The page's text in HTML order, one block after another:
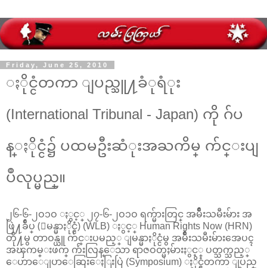
Friday, June 25, 2010
ႏိုင္ငံတကာ ျပည္သူ႔ခံုရံုး
(International Tribunal - Japan) ကို ဂ်ပ
န္ႏိုင္ငံ၌ ပထမဦးဆံုးအႀကိမ္ က်င္းပျ
ပဳလုပ္မည္။
၂၆-၆-၂ဝ၁ဝ ႏွင့္ ၂၇-၆-၂ဝ၁ဝ ရက္မ်ားတြင္ အမ်ဳိးသမီးမ်ား အ
ဖြဲ႔ခ်ဳပ္ (ျမန္မာႏိုင္ငံ) (WLB) ႏွင့္ Human Rights Now (HRN)
တို႔မွ တာဝန္ယူ က်င္းပမည့္ ျမန္မာႏိုင္ငံမွ အမ်ဳိးသမီးမ်ားအေပၚ
အၾကမ္းဖက္ က်ဴးလြန္ေသာ ရာဇဝတ္မႈမ်ားႏွင့္ ပတ္သက္သည့္
ေဟာေျပာေဆြးေႏြးပြဲ (Symposium) ႏိုင္ငံတကာ ျပည္